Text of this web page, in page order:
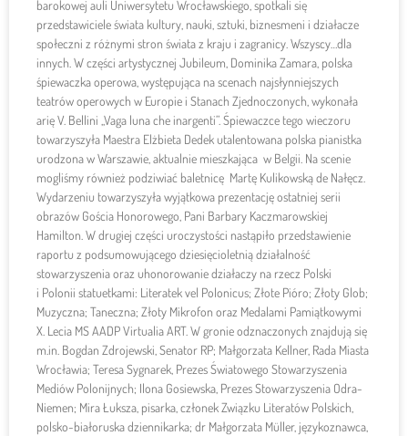
barokowej auli Uniwersytetu Wrocławskiego, spotkali się
przedstawiciele świata kultury, nauki, sztuki, biznesmeni i działacze
społeczni z różnymi stron świata z kraju i zagranicy. Wszyscy…dla
innych. W części artystycznej Jubileum, Dominika Zamara, polska
śpiewaczka operowa, występująca na scenach najsłynniejszych
teatrów operowych w Europie i Stanach Zjednoczonych, wykonała
arię V. Bellini ,,Vaga luna che inargenti”. Śpiewaczce tego wieczoru
towarzyszyła Maestra Elżbieta Dedek utalentowana polska pianistka
urodzona w Warszawie, aktualnie mieszkająca w Belgii. Na scenie
mogliśmy również podziwiać baletnicę Martę Kulikowską de Nałęcz.
Wydarzeniu towarzyszyła wyjątkowa prezentację ostatniej serii
obrazów Gościa Honorowego, Pani Barbary Kaczmarowskiej
Hamilton. W drugiej części uroczystości nastąpiło przedstawienie
raportu z podsumowującego dziesięcioletnią działalność
stowarzyszenia oraz uhonorowanie działaczy na rzecz Polski
i Polonii statuetkami: Literatek vel Polonicus; Złote Pióro; Złoty Glob;
Muzyczna; Taneczna; Złoty Mikrofon oraz Medalami Pamiątkowymi
X. Lecia MS AADP Virtualia ART. W gronie odznaczonych znajdują się
m.in. Bogdan Zdrojewski, Senator RP; Małgorzata Kellner, Rada Miasta
Wrocławia; Teresa Sygnarek, Prezes Światowego Stowarzyszenia
Mediów Polonijnych; Ilona Gosiewska, Prezes Stowarzyszenia Odra-
Niemen; Mira Łuksza, pisarka, członek Związku Literatów Polskich,
polsko-białoruska dziennikarka; dr Małgorzata Müller, językoznawca,